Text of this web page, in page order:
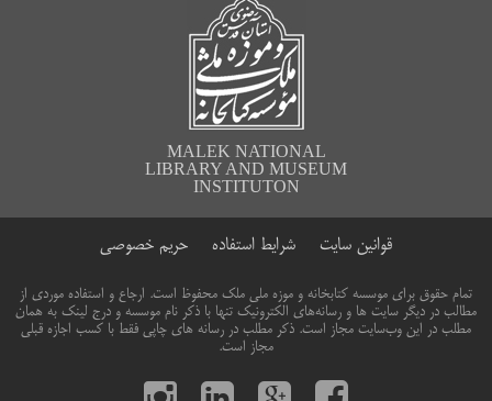
MALEK NATIONAL
LIBRARY AND MUSEUM
INSTITUTON
قوانین سایت شرایط استفاده حریم خصوصی
تمام حقوق برای موسسه کتابخانه و موزه ملی ملک محفوظ است. ارجاع و استفاده موردی از
مطالب در دیگر سایت ها و رسانه‌های الکترونیک تنها با ذکر نام موسسه و درج لینک به همان
مطلب در این وب‌سایت مجاز است. ذکر مطلب در رسانه های چاپی فقط با کسب اجازه قبلی
مجاز است.